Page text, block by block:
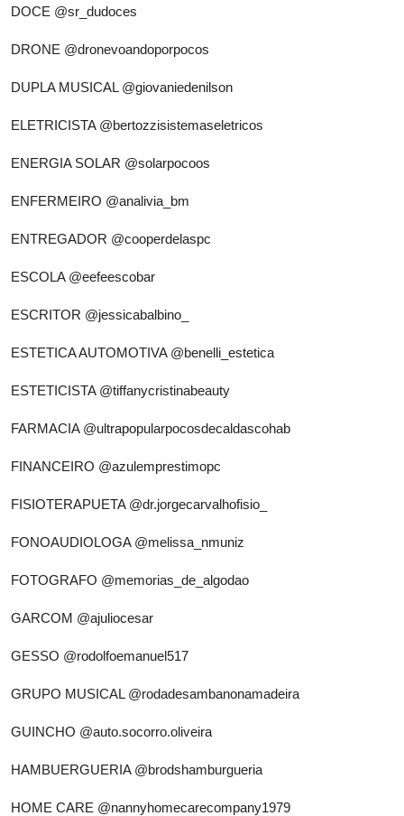
DOCE @sr_dudoces
DRONE @dronevoandoporpocos
DUPLA MUSICAL @giovaniedenilson
ELETRICISTA @bertozzisistemaseletricos
ENERGIA SOLAR @solarpocoos
ENFERMEIRO @analivia_bm
ENTREGADOR @cooperdelaspc
ESCOLA @eefeescobar
ESCRITOR @jessicabalbino_
ESTETICA AUTOMOTIVA @benelli_estetica
ESTETICISTA @tiffanycristinabeauty
FARMACIA @ultrapopularpocosdecaldascohab
FINANCEIRO @azulemprestimopc
FISIOTERAPUETA @dr.jorgecarvalhofisio_
FONOAUDIOLOGA @melissa_nmuniz
FOTOGRAFO @memorias_de_algodao
GARCOM @ajuliocesar
GESSO @rodolfoemanuel517
GRUPO MUSICAL @rodadesambanonamadeira
GUINCHO @auto.socorro.oliveira
HAMBUERGUERIA @brodshamburgueria
HOME CARE @nannyhomecarecompany1979